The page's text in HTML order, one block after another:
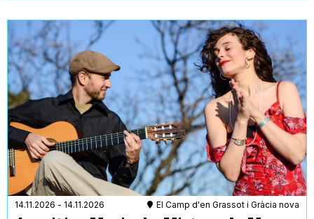
14.11.2026 - 14.11.2026 El Camp d'en Grassot i Gràcia nova